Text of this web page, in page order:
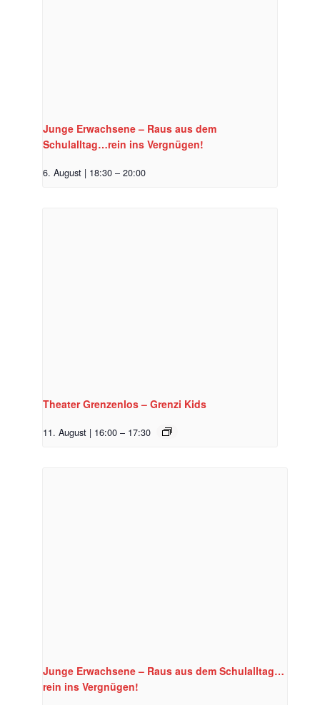
Junge Erwachsene – Raus aus dem
Schulalltag…rein ins Vergnügen!
6. August | 18:30 – 20:00
Theater Grenzenlos – Grenzi Kids
11. August | 16:00 – 17:30
Junge Erwachsene – Raus aus dem Schulalltag…
rein ins Vergnügen!